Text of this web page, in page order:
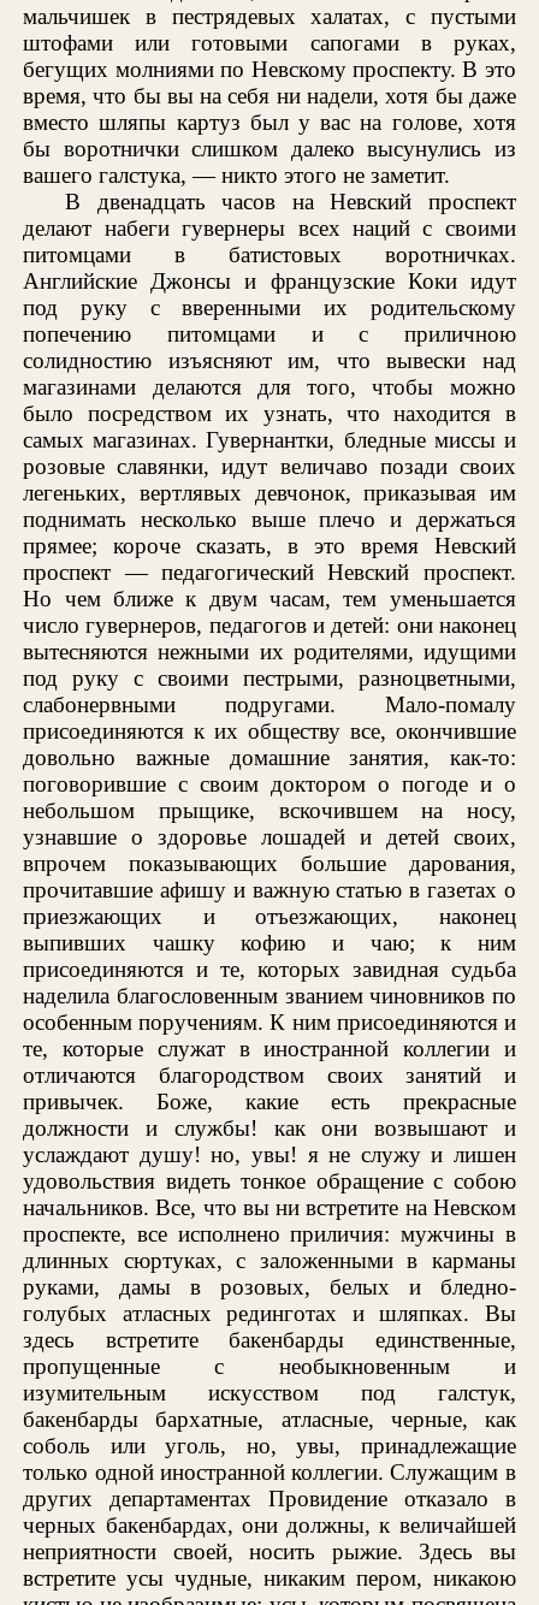
мальчишек в пестрядевых халатах, с пустыми
штофами или готовыми сапогами в руках,
бегущих молниями по Невскому проспекту. В это
время, что бы вы на себя ни надели, хотя бы даже
вместо шляпы картуз был у вас на голове, хотя
бы воротнички слишком далеко высунулись из
вашего галстука, — никто этого не заметит.
В двенадцать часов на Невский проспект
делают набеги гувернеры всех наций с своими
питомцами в батистовых воротничках.
Английские Джонсы и французские Коки идут
под руку с вверенными их родительскому
попечению питомцами и с приличною
солидностию изъясняют им, что вывески над
магазинами делаются для того, чтобы можно
было посредством их узнать, что находится в
самых магазинах. Гувернантки, бледные миссы и
розовые славянки, идут величаво позади своих
легеньких, вертлявых девчонок, приказывая им
поднимать несколько выше плечо и держаться
прямее; короче сказать, в это время Невский
проспект — педагогический Невский проспект.
Но чем ближе к двум часам, тем уменьшается
число гувернеров, педагогов и детей: они наконец
вытесняются нежными их родителями, идущими
под руку с своими пестрыми, разноцветными,
слабонервными подругами. Мало-помалу
присоединяются к их обществу все, окончившие
довольно важные домашние занятия, как-то:
поговорившие с своим доктором о погоде и о
небольшом прыщике, вскочившем на носу,
узнавшие о здоровье лошадей и детей своих,
впрочем показывающих большие дарования,
прочитавшие афишу и важную статью в газетах о
приезжающих и отъезжающих, наконец
выпивших чашку кофию и чаю; к ним
присоединяются и те, которых завидная судьба
наделила благословенным званием чиновников по
особенным поручениям. К ним присоединяются и
те, которые служат в иностранной коллегии и
отличаются благородством своих занятий и
привычек. Боже, какие есть прекрасные
должности и службы! как они возвышают и
услаждают душу! но, увы! я не служу и лишен
удовольствия видеть тонкое обращение с собою
начальников. Все, что вы ни встретите на Невском
проспекте, все исполнено приличия: мужчины в
длинных сюртуках, с заложенными в карманы
руками, дамы в розовых, белых и бледно-
голубых атласных рединготах и шляпках. Вы
здесь встретите бакенбарды единственные,
пропущенные с необыкновенным и
изумительным искусством под галстук,
бакенбарды бархатные, атласные, черные, как
соболь или уголь, но, увы, принадлежащие
только одной иностранной коллегии. Служащим в
других департаментах Провидение отказало в
черных бакенбардах, они должны, к величайшей
неприятности своей, носить рыжие. Здесь вы
встретите усы чудные, никаким пером, никакою